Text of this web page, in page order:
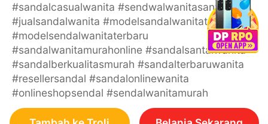
#sandalcasualwanita #sendwalwanitasantai
#jualsandalwanita #modelsandalwanitaterbaru
#modelsendalwanitaterbaru
#sandalwanitamurahonline #sandalsantaiwanita
#sandalberkualitasmurah #sandalterbaruwanita
#resellersandal #sandalonlinewanita
#onlineshopsendal #sendalwanitamurah